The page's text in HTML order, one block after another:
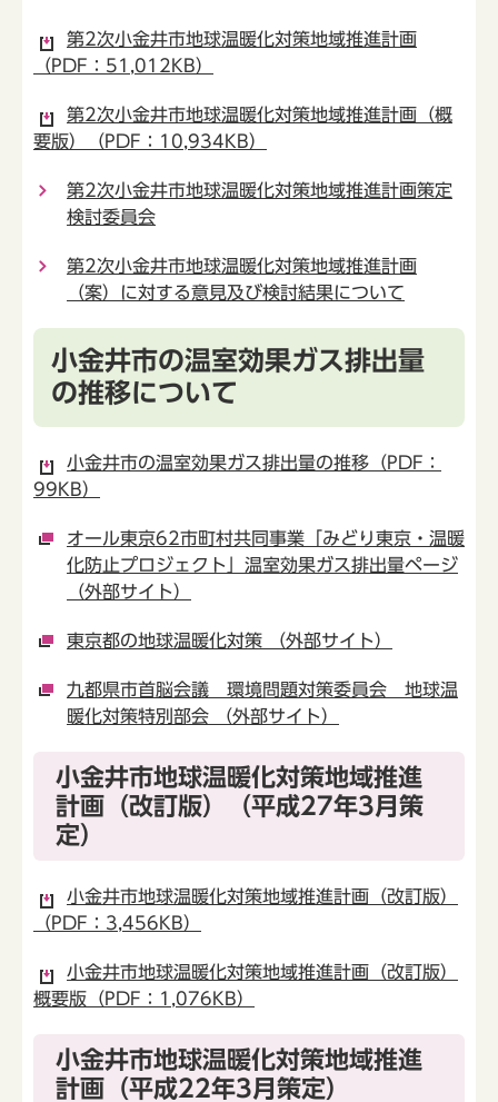
第2次小金井市地球温暖化対策地域推進計画
（PDF：51,012KB）
第2次小金井市地球温暖化対策地域推進計画（概
要版）（PDF：10,934KB）
第2次小金井市地球温暖化対策地域推進計画策定
検討委員会
第2次小金井市地球温暖化対策地域推進計画
（案）に対する意見及び検討結果について
小金井市の温室効果ガス排出量
の推移について
小金井市の温室効果ガス排出量の推移（PDF：
99KB）
オール東京62市町村共同事業「みどり東京・温暖
化防止プロジェクト」温室効果ガス排出量ページ
（外部サイト）
東京都の地球温暖化対策 （外部サイト）
九都県市首脳会議 環境問題対策委員会 地球温
暖化対策特別部会 （外部サイト）
小金井市地球温暖化対策地域推進
計画（改訂版）（平成27年3月策
定）
小金井市地球温暖化対策地域推進計画（改訂版）
（PDF：3,456KB）
小金井市地球温暖化対策地域推進計画（改訂版）
概要版（PDF：1,076KB）
小金井市地球温暖化対策地域推進
計画（平成22年3月策定）